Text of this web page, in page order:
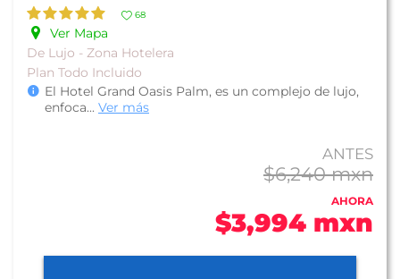
68
Ver Mapa
De Lujo - Zona Hotelera
Plan Todo Incluido
El Hotel Grand Oasis Palm, es un complejo de lujo,
enfoca... Ver más
ANTES
$6,240 mxn
AHORA
$3,994 mxn